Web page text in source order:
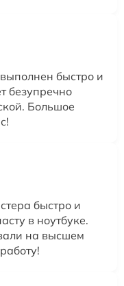
быстро и
безупречно
Большое
быстро и
в ноутбуке.
на высшем